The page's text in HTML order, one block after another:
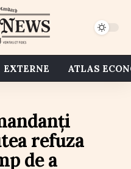
EXTERNE ATLAS
refuza
de a